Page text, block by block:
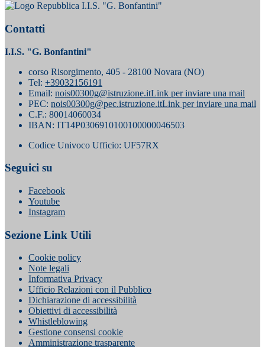
I.I.S. "G. Bonfantini"
Contatti
I.I.S. "G. Bonfantini"
corso Risorgimento, 405 - 28100 Novara (NO)
Tel: +39032156191
Email: nois00300g@istruzione.itLink per inviare una mail
PEC: nois00300g@pec.istruzione.itLink per inviare una mail
C.F.: 80014060034
IBAN: IT14P0306910100100000046503
Codice Univoco Ufficio: UF57RX
Seguici su
Facebook
Youtube
Instagram
Sezione Link Utili
Cookie policy
Note legali
Informativa Privacy
Ufficio Relazioni con il Pubblico
Dichiarazione di accessibilità
Obiettivi di accessibilità
Whistleblowing
Gestione consensi cookie
Amministrazione trasparente